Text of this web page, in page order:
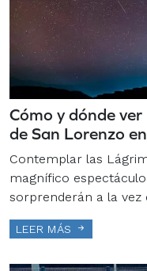
Cómo y dónde
de San Lorenzo
Contemplar las
magnífico
sorprenderán a la
LEER MÁS